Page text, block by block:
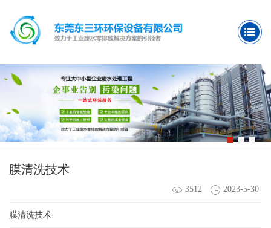
膜清洗技术
3512 2023-5-30
膜清洗技术